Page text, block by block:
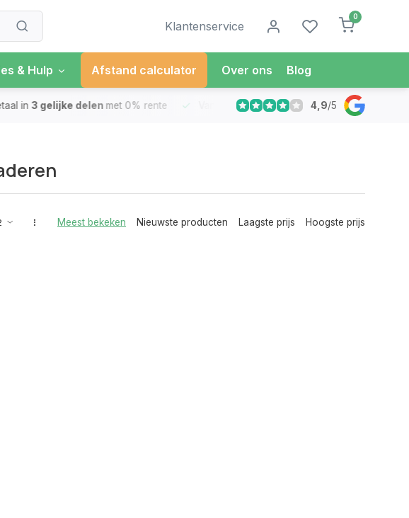
Klantenservice
0
& Hulp Afstand calculator Over ons Blog
in 3 gelijke delen met 0% rente Vandaag besteldMorgen in Huis*
4,9/5
Meest bekeken Nieuwste producten Laagste prijs Hoogste prijs